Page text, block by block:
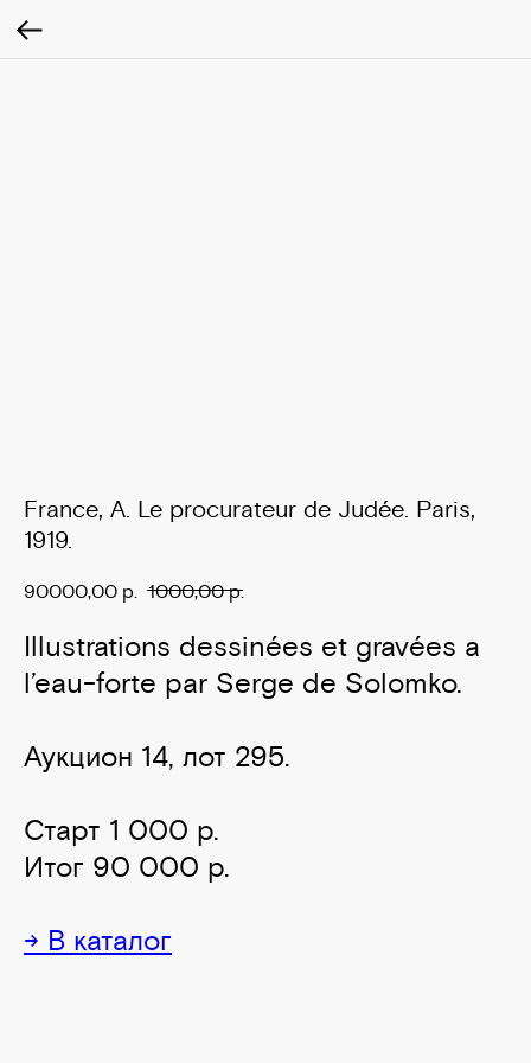
France, A. Le procurateur de Judée. Paris,
1919.
90000,00 р. 1000,00 р.
Illustrations dessinées et gravées a
l’eau-forte par Serge de Solomko.
Аукцион 14, лот 295.
Старт 1 000 р.
Итог 90 000 р.
→ В каталог